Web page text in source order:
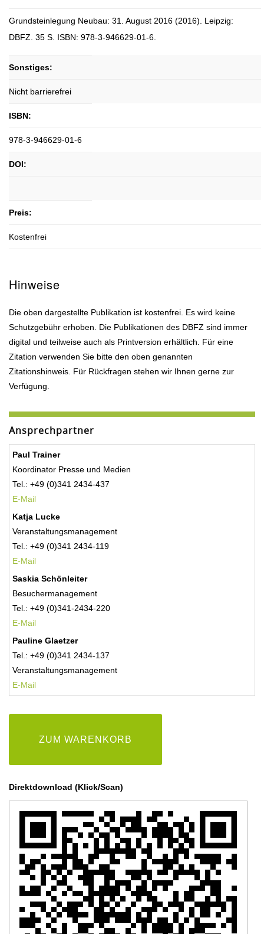
Grundsteinlegung Neubau: 31. August 2016 (2016). Leipzig:
DBFZ. 35 S. ISBN: 978-3-946629-01-6.
Sonstiges:
Nicht barrierefrei
ISBN:
978-3-946629-01-6
DOI:
Preis:
Kostenfrei
Hinweise
Die oben dargestellte Publikation ist kostenfrei. Es wird keine
Schutzgebühr erhoben. Die Publikationen des DBFZ sind immer
digital und teilweise auch als Printversion erhältlich. Für eine
Zitation verwenden Sie bitte den oben genannten
Zitationshinweis. Für Rückfragen stehen wir Ihnen gerne zur
Verfügung.
Ansprechpartner
Paul Trainer
Koordinator Presse und Medien
Tel.: +49 (0)341 2434-437
E-Mail
Katja Lucke
Veranstaltungsmanagement
Tel.: +49 (0)341 2434-119
E-Mail
Saskia Schönleiter
Besuchermanagement
Tel.: +49 (0)341-2434-220
E-Mail
Pauline Glaetzer
Tel.: +49 (0)341 2434-137
Veranstaltungsmanagement
E-Mail
ZUM WARENKORB
Direktdownload (Klick/Scan)